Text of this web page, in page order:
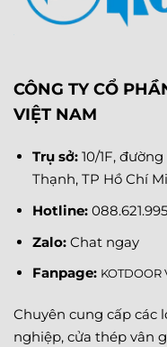
CÔNG TY CỔ
VIỆT NAM
Trụ sở: 10/1F,
Thạnh, TP Hồ Chí
Hotline:
Zalo: Chat ngay
Fanpage: KOTDOOR
Chuyên cung cấp các
nghiệp, cửa thép vân